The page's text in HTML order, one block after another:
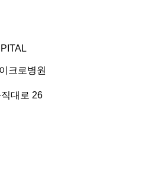
크로병원
대로 26